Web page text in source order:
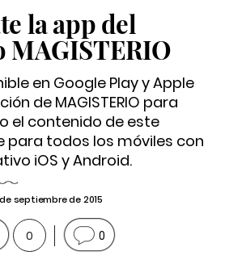
la app del
en Google Play y Apple
de MAGISTERIO para
el contenido de este
para todos los móviles con
iOS y Android.
septiembre de 2015
0 0